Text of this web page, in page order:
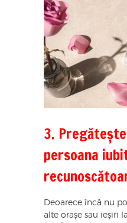
3.
persoana
Deoarece încă nu
alte orașe sau ieșiri